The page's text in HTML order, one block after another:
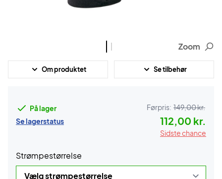
Zoom
Om produktet Se tilbehør
På lager
Se lagerstatus
Førpris: 149,00 kr.
112,00 kr.
Sidste chance
Strømpestørrelse